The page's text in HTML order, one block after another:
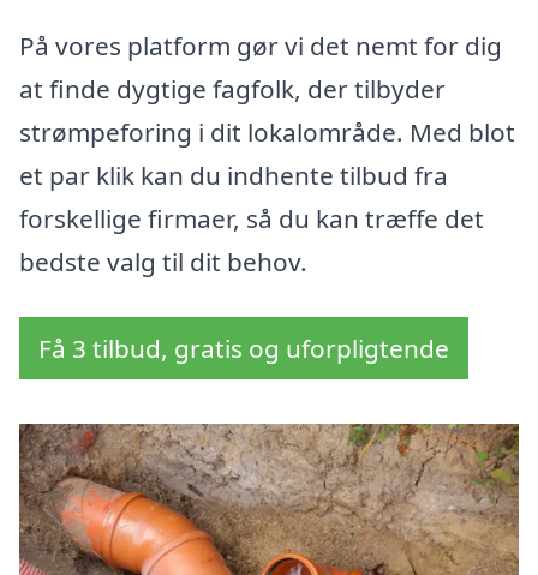
På vores platform gør vi det nemt for dig
at finde dygtige fagfolk, der tilbyder
strømpeforing i dit lokalområde. Med blot
et par klik kan du indhente tilbud fra
forskellige firmaer, så du kan træffe det
bedste valg til dit behov.
Få 3 tilbud, gratis og uforpligtende